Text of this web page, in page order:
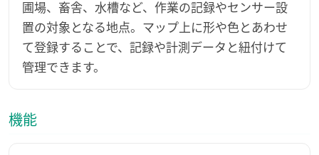
圃場、畜舎、水槽など、作業の記録やセンサー設
置の対象となる地点。マップ上に形や色とあわせ
て登録することで、記録や計測データと紐付けて
管理できます。
機能